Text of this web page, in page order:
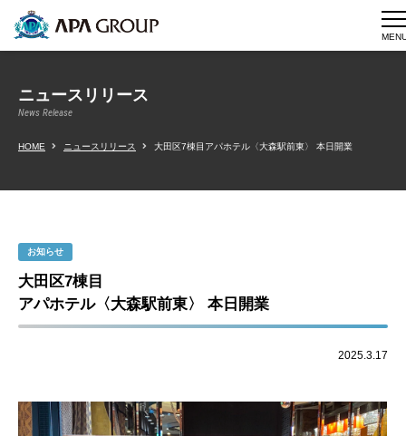
ニュースリリース
News Release
HOME ニュースリリース 大田区7棟目アパホテル〈大森駅前東〉 本日開業
お知らせ
大田区7棟目
アパホテル〈大森駅前東〉 本日開業
2025.3.17